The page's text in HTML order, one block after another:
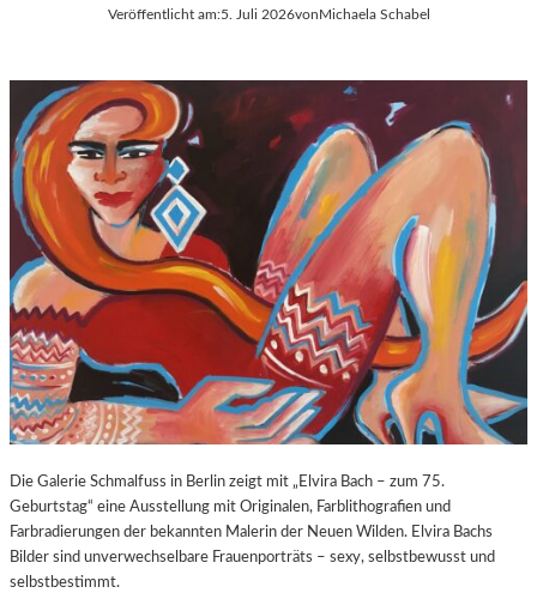
A
Z
A
R
T
S
7
0
.
G
E
B
U
T
S
T
A
Veröffentlicht am:5. Juli 2026von Michaela Schabel
Die Galerie Schmalfuss in Berlin zeigt mit „Elvira Bach – zum 75.
Geburtstag“ eine Ausstellung mit Originalen, Farblithografien und
Farbradierungen der bekannten Malerin der Neuen Wilden. Elvira Bachs
Bilder sind unverwechselbare Frauenporträts – sexy, selbstbewusst und
selbstbestimmt.